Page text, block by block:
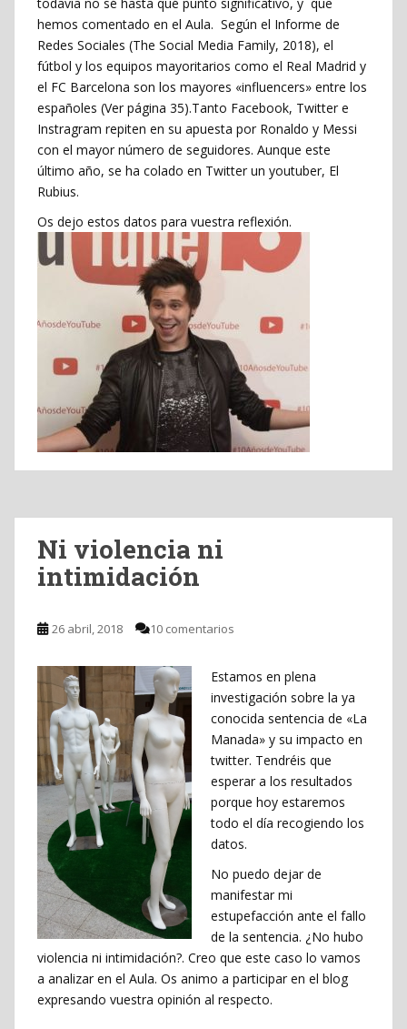
hemos comentado en el Aula. Según el Informe de
Redes Sociales (The Social Media Family, 2018), el
fútbol y los equipos mayoritarios como el Real Madrid y
el FC Barcelona son los mayores «influencers» entre los
españoles (Ver página 35).Tanto Facebook, Twitter e
Instragram repiten en su apuesta por Ronaldo y Messi
con el mayor número de seguidores. Aunque este
último año, se ha colado en Twitter un youtuber, El
Rubius.
Os dejo estos datos para vuestra reflexión.
Ni violencia ni
intimidación
26 abril, 2018 10 comentarios
Estamos en plena
investigación sobre la ya
conocida sentencia de «La
Manada» y su impacto en
twitter. Tendréis que
esperar a los resultados
porque hoy estaremos
todo el día recogiendo los
datos.
No puedo dejar de
manifestar mi
estupefacción ante el fallo
de la sentencia. ¿No hubo
violencia ni intimidación?. Creo que este caso lo vamos
a analizar en el Aula. Os animo a participar en el blog
expresando vuestra opinión al respecto.